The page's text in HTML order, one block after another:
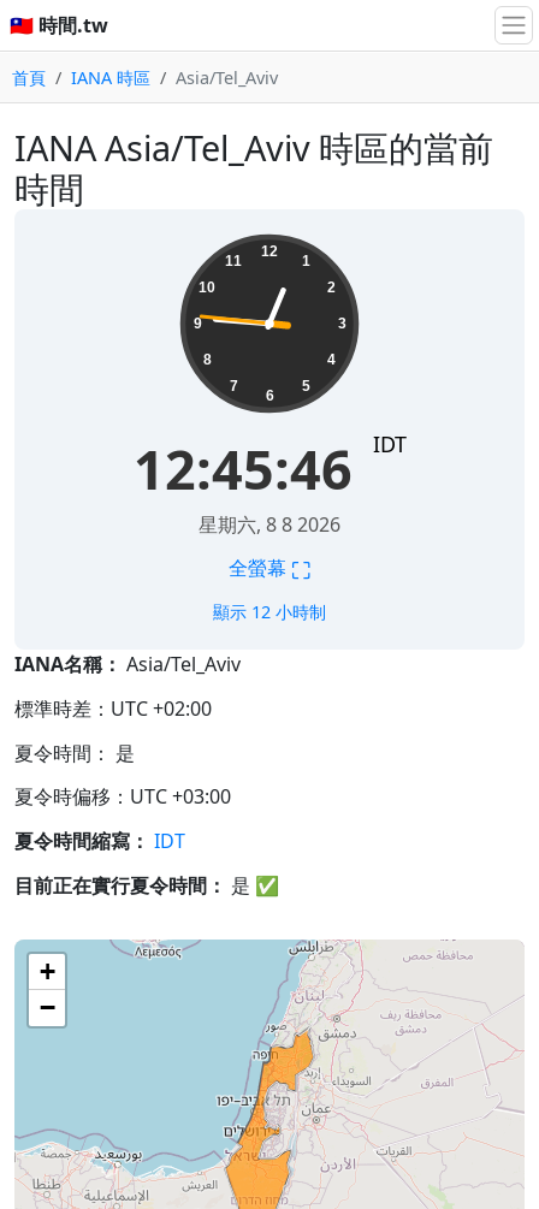
🇹🇼 時間.tw
首頁 IANA 時區 Asia/Tel_Aviv
IANA Asia/Tel_Aviv 時區的當前
時間
12
1
2
3
4
5
6
7
8
9
10
11
12:45:46 IDT
星期六, 8 8 2026
全螢幕 ⛶
顯示 12 小時制
IANA名稱： Asia/Tel_Aviv
標準時差：UTC +02:00
夏令時間： 是
夏令時偏移：UTC +03:00
夏令時間縮寫： IDT
目前正在實行夏令時間： 是 ✅
+
−